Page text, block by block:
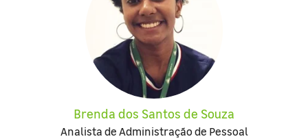
Brenda dos Santos de Souza
Analista de Administração de Pessoal